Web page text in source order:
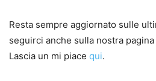
Resta sempre aggiornato sulle
seguirci anche sulla nostra
Lascia un mi piace qui.